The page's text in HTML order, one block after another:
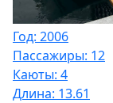
Год: 2006
Пассажиры: 12
Каюты: 4
Длина: 13.61